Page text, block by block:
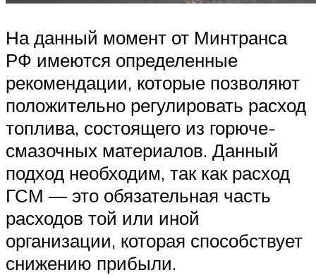
На данный момент от Минтранса
РФ имеются определенные
рекомендации, которые позволяют
положительно регулировать расход
топлива, состоящего из горюче-
смазочных материалов. Данный
подход необходим, так как расход
ГСМ — это обязательная часть
расходов той или иной
организации, которая способствует
снижению прибыли.